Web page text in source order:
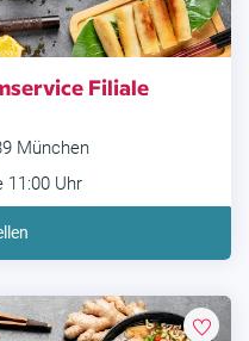
Filiale
München
11:00 Uhr